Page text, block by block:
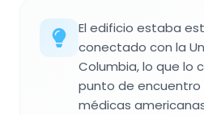
El edificio estaba
conectado con la
Columbia, lo que lo
punto de
médicas